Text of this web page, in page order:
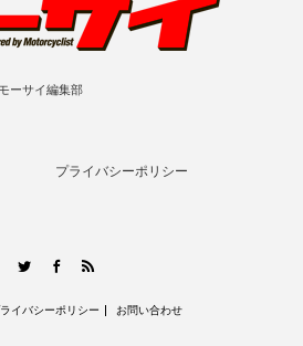
ーサイ編集部
プライバシーポリシー
TwitterFacebook
イバシーポリシー お問い合わせ